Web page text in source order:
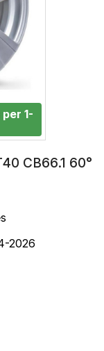
1-
CB66.1 60°
2026